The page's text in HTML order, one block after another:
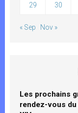
29 30
« Sep Nov »
Les prochains
rendez-vous du